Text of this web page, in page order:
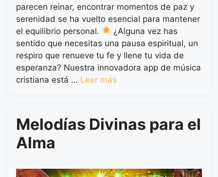
parecen reinar, encontrar momentos de paz y
serenidad se ha vuelto esencial para mantener
el equilibrio personal.
¿Alguna vez has
sentido que necesitas una pausa espiritual, un
respiro que renueve tu fe y llene tu vida de
esperanza? Nuestra innovadora app de música
cristiana está … Leer más
Melodías Divinas para el
Alma